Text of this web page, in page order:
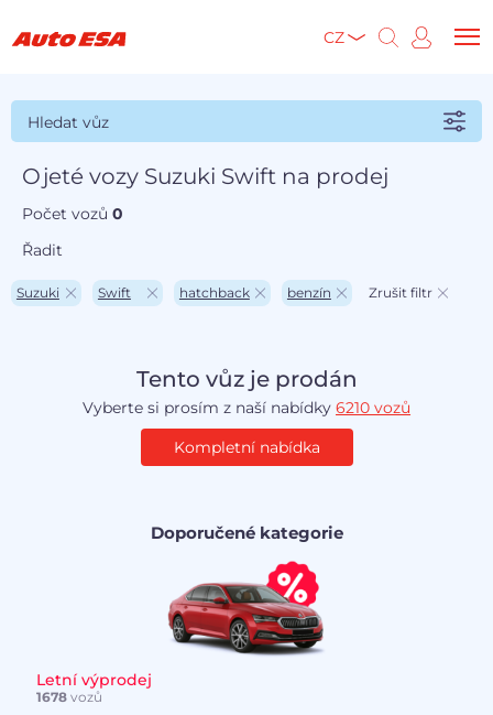
CZ
Hledat vůz
Ojeté vozy Suzuki Swift na prodej
Počet vozů0
Řadit
Suzuki Swift hatchback benzín Zrušit filtr
Tento vůz je prodán
Vyberte si prosím z naší nabídky 6210 vozů
Kompletní nabídka
Doporučené kategorie
Letní výprodej
1678vozů